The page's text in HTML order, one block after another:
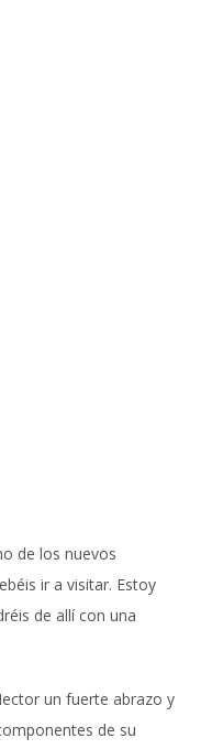
de los nuevos
ir a visitar. Estoy
de allí con una
un fuerte abrazo y
de su